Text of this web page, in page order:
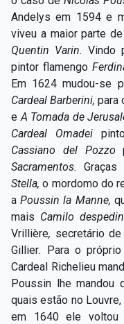
Andelys em 1594 e
viveu a maior parte
Quentin Varin. Vindo
pintor flamengo
Em 1624 mudou-se
Cardeal Barberini, para
e A Tomada de
Cardeal Omadei
Cassiano del Pozzo
Sacramentos.
Stella,o mordomo do
aPoussin la Manne,
mais Camilo
Vrillière, secretário
Gillier. Para o
Cardeal Richelieu
Poussin lhe mandou
quais estão no Louvre,
em 1640 ele voltou